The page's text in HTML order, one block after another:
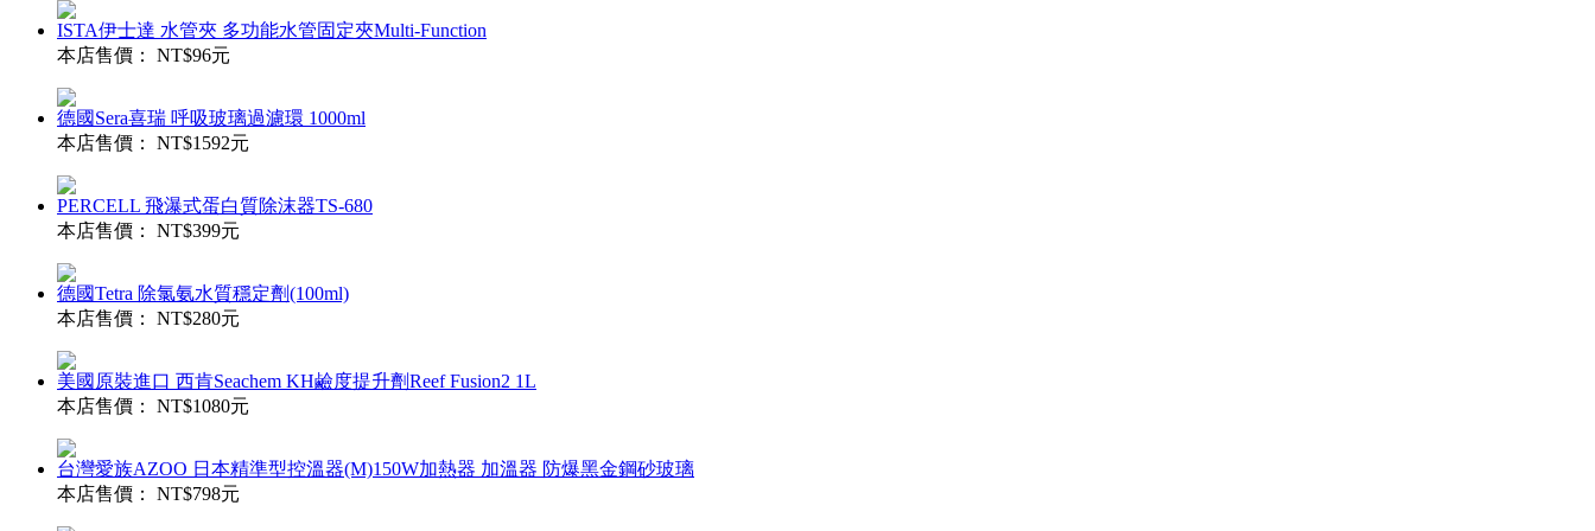
ISTA伊士達 水管夾 多功能水管固定夾Multi-Function
本店售價： NT$96元
德國Sera喜瑞 呼吸玻璃過濾環 1000ml
本店售價： NT$1592元
PERCELL 飛瀑式蛋白質除沫器TS-680
本店售價： NT$399元
德國Tetra 除氯氨水質穩定劑(100ml)
本店售價： NT$280元
美國原裝進口 西肯Seachem KH鹼度提升劑Reef Fusion2 1L
本店售價： NT$1080元
台灣愛族AZOO 日本精準型控溫器(M)150W加熱器 加溫器 防爆黑金鋼砂玻璃
本店售價： NT$798元